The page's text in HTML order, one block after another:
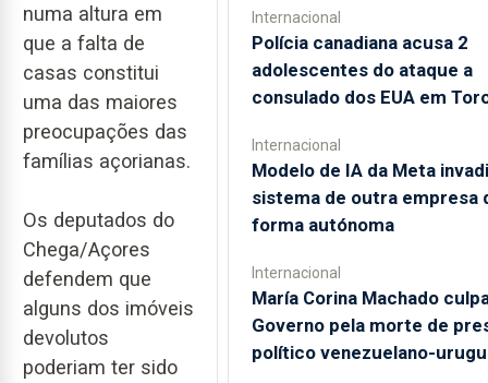
numa altura em
que a falta de
casas constitui
uma das maiores
preocupações das
famílias açorianas.
Os deputados do
Chega/Açores
defendem que
alguns dos imóveis
devolutos
poderiam ter sido
Internacional
Polícia canadiana acusa 2
adolescentes do ataque a
consulado dos EUA em
Internacional
Modelo de IA da Meta
sistema de outra empresa
forma autónoma
Internacional
María Corina Machado
Governo pela morte de
político venezuelano-